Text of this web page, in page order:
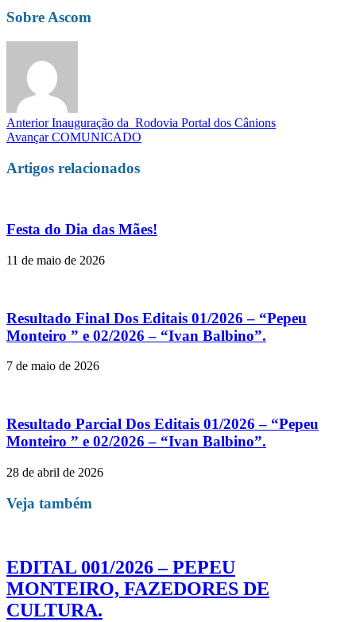
Sobre Ascom
AnteriorInauguração da Rodovia Portal dos Cânions
AvançarCOMUNICADO
Artigos relacionados
Festa do Dia das Mães!
11 de maio de 2026
Resultado Final Dos Editais 01/2026 – “Pepeu
Monteiro ” e 02/2026 – “Ivan Balbino”.
7 de maio de 2026
Resultado Parcial Dos Editais 01/2026 – “Pepeu
Monteiro ” e 02/2026 – “Ivan Balbino”.
28 de abril de 2026
Veja também
EDITAL 001/2026 – PEPEU
MONTEIRO, FAZEDORES DE
CULTURA.